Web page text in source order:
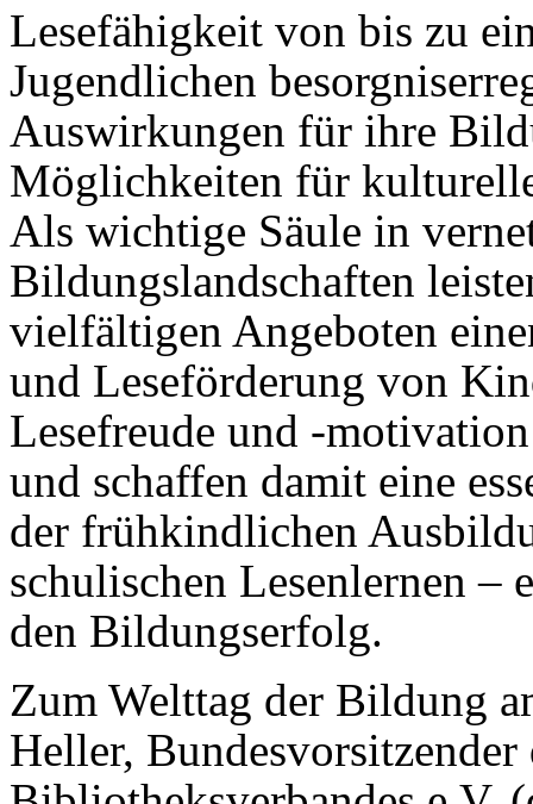
Lesefähigkeit von bis zu
Jugendlichen
Auswirkungen für ihre
Möglichkeiten für
Als wichtige Säule in
Bildungslandschaften
vielfältigen Angeboten
und Leseförderung von
Lesefreude und -
und schaffen damit eine
der frühkindlichen
schulischen Lesenlernen –
den Bildungserfolg.
Zum Welttag der Bildung
Heller, Bundesvorsitzender